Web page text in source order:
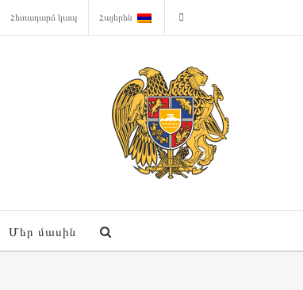
Հետադարձ կապ Հայերեն
Մեր մասին